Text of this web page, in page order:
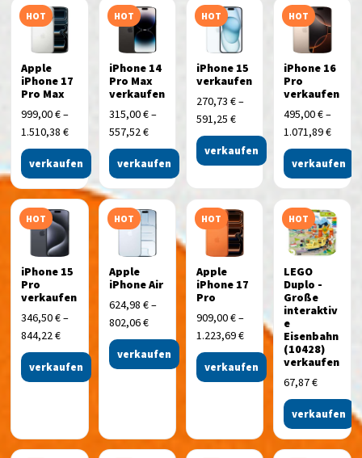
HOT
Apple
iPhone 17
Pro Max
999,00€–
1.510,38€
verkaufen
HOT
iPhone 14
Pro Max
verkaufen
315,00€–
557,52€
verkaufen
HOT
iPhone 15
verkaufen
270,73 €–
591,25 €
verkaufen
HOT
iPhone 16
Pro
verkaufen
495,00€–
1.071,89€
verkaufen
HOT
iPhone 15
Pro
verkaufen
346,50€–
844,22€
verkaufen
HOT
Apple
iPhone Air
624,98 €–
802,06€
verkaufen
HOT
Apple
iPhone 17
Pro
909,00€–
1.223,69€
verkaufen
HOT
LEGO
Duplo -
Große
interaktiv
e
Eisenbahn
(10428)
verkaufen
67,87€
verkaufen